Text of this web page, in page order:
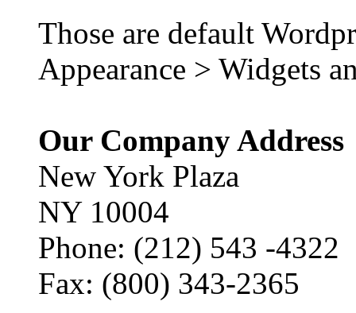
Those are default
Appearance > Widgets
Our Company Address
New York Plaza
NY 10004
Phone: (212) 543 -4322
Fax: (800) 343-2365